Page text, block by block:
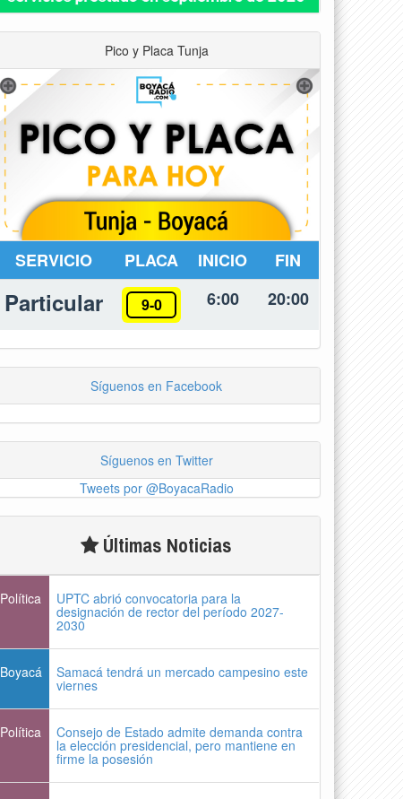
Pico y Placa Tunja
SERVICIO PLACA INICIO FIN
Particular 9-0 6:00 20:00
Síguenos en Facebook
Síguenos en Twitter
Tweets por @BoyacaRadio
Últimas Noticias
Política UPTC abrió convocatoria para la
designación de rector del período 2027-
2030
Boyacá Samacá tendrá un mercado campesino este
viernes
Política Consejo de Estado admite demanda contra
la elección presidencial, pero mantiene en
firme la posesión